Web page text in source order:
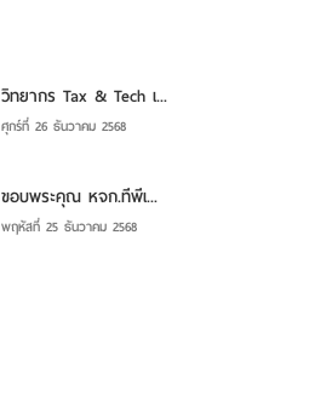
วิทยากร Tax & Tech เ...
ศุกร์ที่ 26 ธันวาคม 2568
ขอบพระคุณ หจก.ทีพีเ...
พฤหัสที่ 25 ธันวาคม 2568